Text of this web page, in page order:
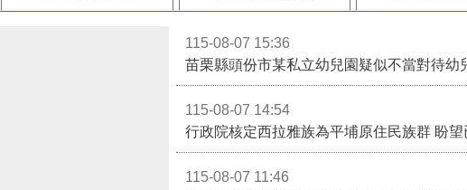
115-08-07 15:36
苗栗縣頭份市某私立幼兒園疑似不當對待幼
115-08-07 14:54
115-08-07 11:46